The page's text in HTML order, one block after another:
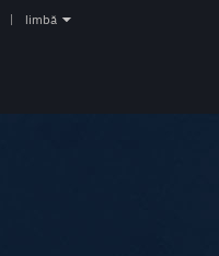
limbă